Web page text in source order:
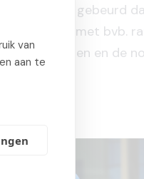
en sirenes gebeurd
voordoen met bvb.
herstellen en de
van
aan te